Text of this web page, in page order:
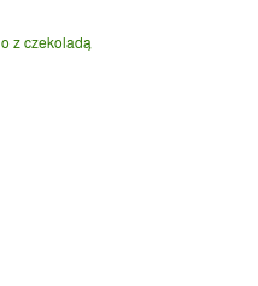
z czekoladą